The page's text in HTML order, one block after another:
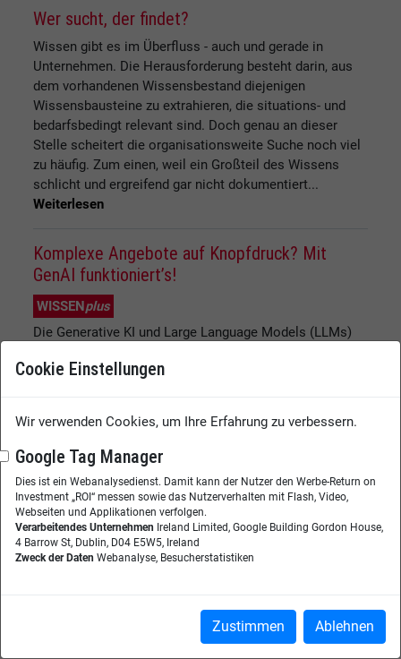
Wer sucht, der findet?
Wissen gibt es im Überfluss - auch und gerade in
Unternehmen. Die Herausforderung besteht darin, aus
dem vorhandenen Wissensbestand diejenigen
Wissensbausteine zu extrahieren, die situations- und
bedarfsbedingt relevant sind. Doch genau an dieser
Stelle scheitert die organisationsweite Suche noch viel
zu häufig. Zum einen, weil ein Großteil des Wissens
schlicht und ergreifend gar nicht dokumentiert...
Weiterlesen
Komplexe Angebote auf Knopfdruck? Mit
GenAI funktioniert’s!
WISSENplus
Die Generative KI und Large Language Models (LLMs)
Sprachverarbeitung und -generierung großes Potenzial
wurden, sind die Ergebnisse sowohl beim Verstehen
von Eingaben als auch bei der Ausgabe von Antworten
beeindruckend. Der Nutzer hat den Eindruck, er
kommuniziere ...
Weiterlesen
Experience Gap: Wissen ohne Wirkung?
Experience stark professionalisiert: Wir haben gelernt,
Kundensignale systematisch zu erfassen und diese über
Dashboards, automatisierte Reports und NPS‑Tracking
Cookie Einstellungen
Wir verwenden Cookies, um Ihre Erfahrung zu verbessern.
Google Tag Manager
Dies ist ein Webanalysedienst. Damit kann der Nutzer den Werbe-Return on
Investment „ROI“ messen sowie das Nutzerverhalten mit Flash, Video,
Webseiten und Applikationen verfolgen.
Verarbeitendes Unternehmen Ireland Limited, Google Building Gordon House,
4 Barrow St, Dublin, D04 E5W5, Ireland
Zweck der Daten Webanalyse, Besucherstatistiken
Zustimmen Ablehnen